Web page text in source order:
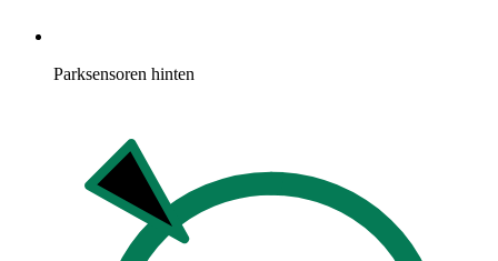
Parksensoren hinten